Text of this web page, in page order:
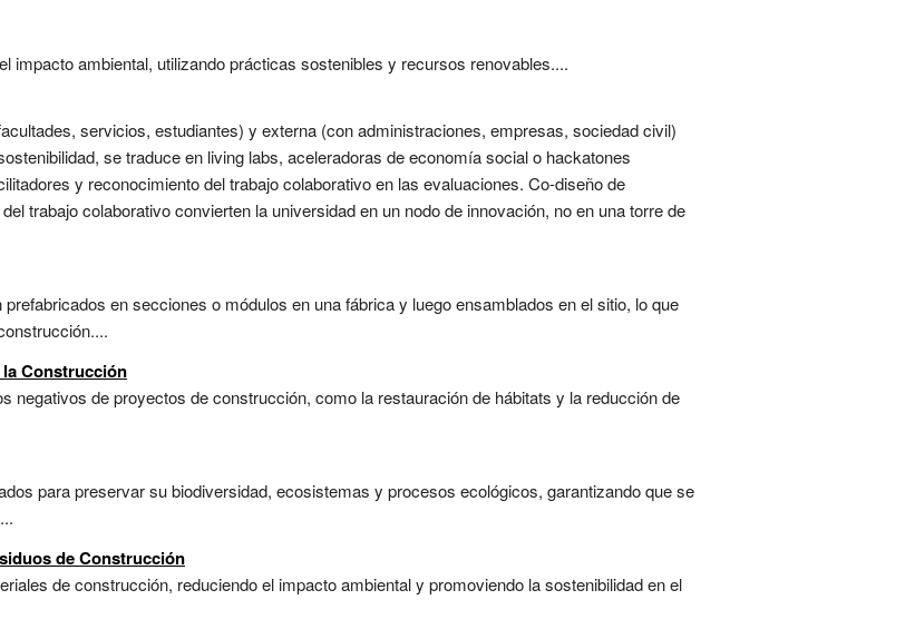
impacto ambiental, utilizando prácticas sostenibles y recursos renovables....
servicios, estudiantes) y externa (con administraciones, empresas, sociedad civil)
se traduce en living labs, aceleradoras de economía social o hackatones
y reconocimiento del trabajo colaborativo en las evaluaciones. Co-diseño de
trabajo colaborativo convierten la universidad en un nodo de innovación, no en una torre de
en secciones o módulos en una fábrica y luego ensamblados en el sitio, lo que
Construcción
negativos de proyectos de construcción, como la restauración de hábitats y la reducción de
para preservar su biodiversidad, ecosistemas y procesos ecológicos, garantizando que se
de Construcción
de construcción, reduciendo el impacto ambiental y promoviendo la sostenibilidad en el